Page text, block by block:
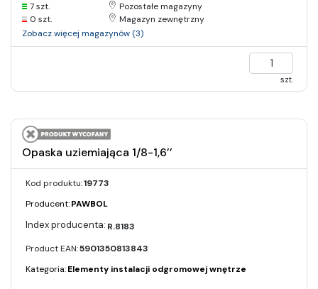
7 szt.
Pozostałe magazyny
0 szt.
Magazyn zewnętrzny
Zobacz więcej magazynów (3)
szt.
Opaska uziemiająca 1/8-1,6’’
Kod produktu:19773
Producent:PAWBOL
R.8183
Product EAN:5901350813843
Kategoria:Elementy instalacji odgromowej wnętrze